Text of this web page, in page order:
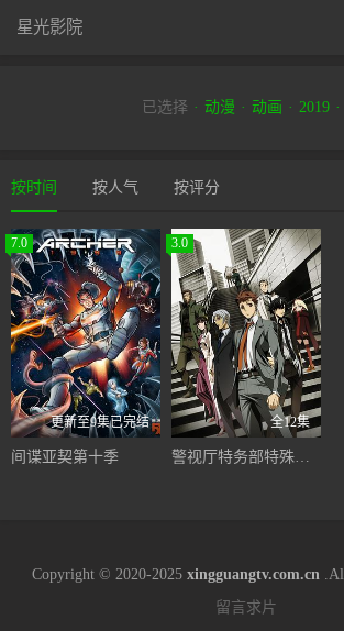
星光影院
已选择 动漫 动画 2019
按时间 按人气 按评分
7.0
更新至9集已完结
间谍亚契第十季
3.0
全12集
警视厅特务部特殊凶恶犯对策室第七课
Copyright © 2020-2025 xingguangtv.com.cn.All
留言求片